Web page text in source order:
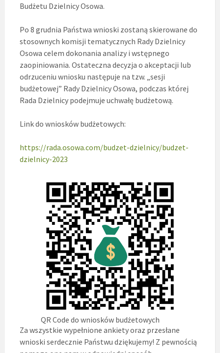
Budżetu Dzielnicy Osowa.
Po 8 grudnia Państwa wnioski zostaną skierowane do
stosownych komisji tematycznych Rady Dzielnicy
Osowa celem dokonania analizy i wstępnego
zaopiniowania. Ostateczna decyzja o akceptacji lub
odrzuceniu wniosku następuje na tzw. „sesji
budżetowej” Rady Dzielnicy Osowa, podczas której
Rada Dzielnicy podejmuje uchwałę budżetową.
Link do wniosków budżetowych:
https://rada.osowa.com/budzet-dzielnicy/budzet-
dzielnicy-2023
QR Code do wniosków budżetowych
Za wszystkie wypełnione ankiety oraz przesłane
wnioski serdecznie Państwu dziękujemy! Z pewnością